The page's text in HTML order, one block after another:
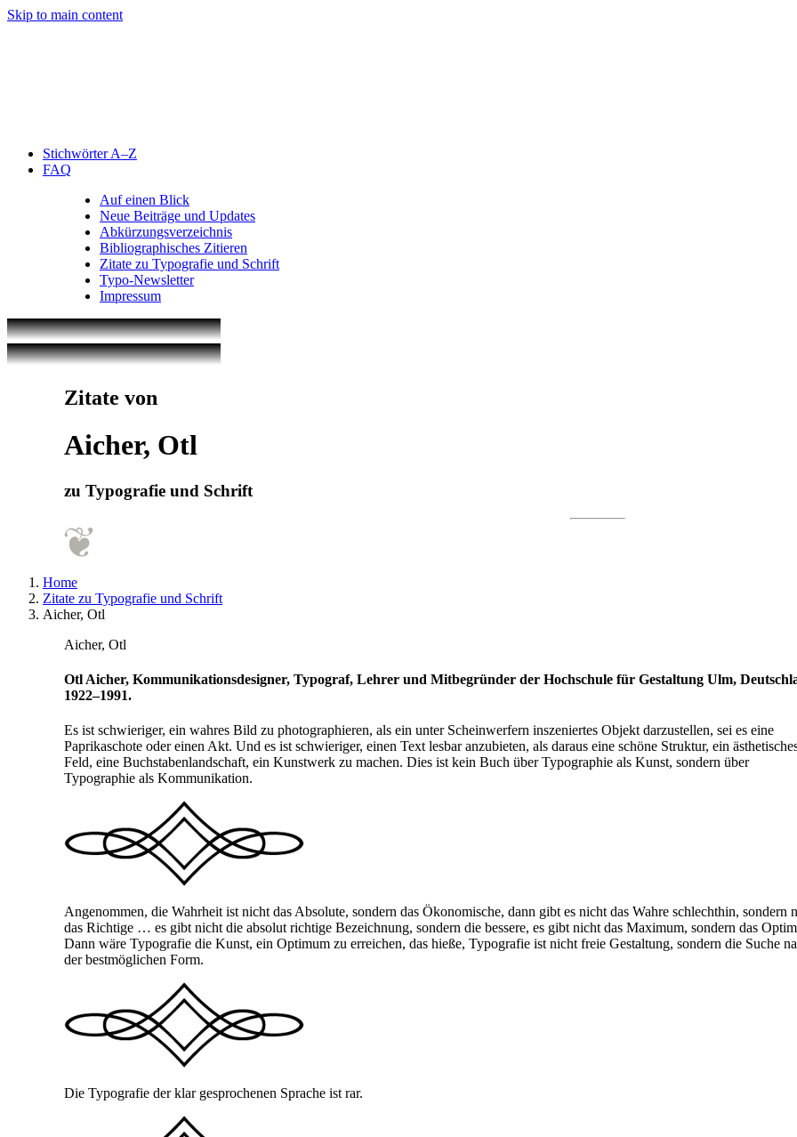
Skip to main content
Stichwörter A–Z
FAQ
Auf einen Blick
Neue Beiträge und Updates
Abkürzungsverzeichnis
Bibliographisches Zitieren
Zitate zu Typografie und Schrift
Typo-Newsletter
Impressum
Zitate von
Aicher, Otl
zu Typografie und Schrift
Home
Zitate zu Typografie und Schrift
Aicher, Otl
Aicher, Otl
Otl Aicher, Kommunikationsdesigner, Typograf, Lehrer und Mitbegründer der Hochschule für Gestaltung Ulm,
1922–1991.
Es ist schwieriger, ein wahres Bild zu photographieren, als ein unter Scheinwerfern inszeniertes Objekt darzustellen, sei es eine
Paprikaschote oder einen Akt. Und es ist schwieriger, einen Text lesbar anzubieten, als daraus eine schöne Struktur, ein
Feld, eine Buchstabenlandschaft, ein Kunstwerk zu machen. Dies ist kein Buch über Typographie als Kunst, sondern über
Typographie als Kommunikation.
Angenommen, die Wahrheit ist nicht das Absolute, sondern das Ökonomische, dann gibt es nicht das Wahre schlechthin, sondern
das Richtige … es gibt nicht die absolut richtige Bezeichnung, sondern die bessere, es gibt nicht das Maximum, sondern das
Dann wäre Typografie die Kunst, ein Optimum zu erreichen, das hieße, Typografie ist nicht freie Gestaltung, sondern die Suche
der bestmöglichen Form.
Die Typografie der klar gesprochenen Sprache ist rar.